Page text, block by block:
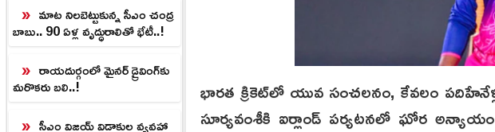
మాట నిలబెట్టుకున్న సీఎం చంద్ర
బాబు.. 90 ఏళ్ల వృద్ధురాలితో భేటీ..!
రాయదుర్గంలో మైనర్ డ్రైవింగ్‌కు
మరొకరు బలి..!
సీఎం విజయ్ విడాకుల వ్యవహా
భారత క్రికెట్‌లో యువ సంచలనం, కేవలం
సూర్యవంశీకి ఐర్లాండ్ పర్యటనలో ఘోర